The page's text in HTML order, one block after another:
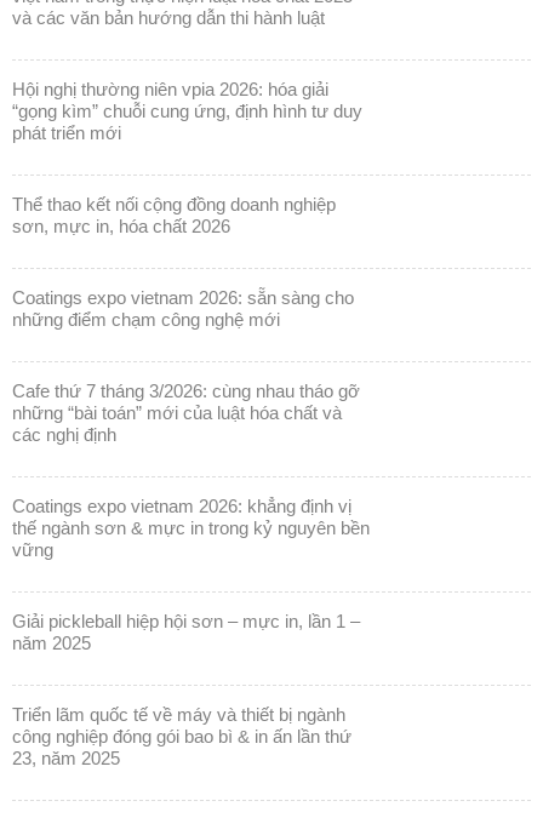
và các văn bản hướng dẫn thi hành luật
hội nghị thường niên vpia 2026: hóa giải
“gọng kìm” chuỗi cung ứng, định hình tư duy
phát triển mới
thể thao kết nối cộng đồng doanh nghiệp
sơn, mực in, hóa chất 2026
coatings expo vietnam 2026: sẵn sàng cho
những điểm chạm công nghệ mới
cafe thứ 7 tháng 3/2026: cùng nhau tháo gỡ
những “bài toán” mới của luật hóa chất và
các nghị định
coatings expo vietnam 2026: khẳng định vị
thế ngành sơn & mực in trong kỷ nguyên bền
vững
giải pickleball hiệp hội sơn – mực in, lần 1 –
năm 2025
triển lãm quốc tế về máy và thiết bị ngành
công nghiệp đóng gói bao bì & in ấn lần thứ
23, năm 2025